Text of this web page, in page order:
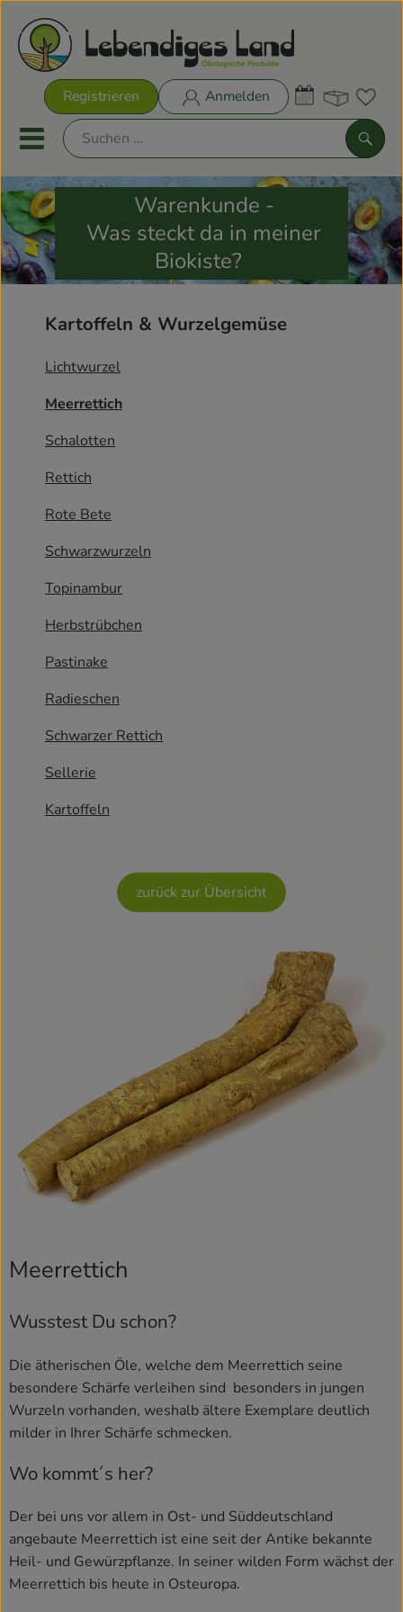
Registrieren Anmelden
Mobiles Menu öffnen oder
Biokisten
Rezeptkisten
Obst & Gemüse
Drogerie
Aktuelles
Blog
Warenkunde -
Was steckt da in meiner
Biokiste?
Kartoffeln & Wurzelgemüse
Lichtwurzel
Meerrettich
Schalotten
Rettich
Rote Bete
Schwarzwurzeln
Topinambur
Herbstrübchen
Pastinake
Radieschen
Schwarzer Rettich
Sellerie
Kartoffeln
zurück zur Übersicht
Meerrettich
Wusstest Du schon?
Die ätherischen Öle, welche dem Meerrettich seine
besondere Schärfe verleihen sind besonders in jungen
Wurzeln vorhanden, weshalb ältere Exemplare deutlich
milder in Ihrer Schärfe schmecken.
Wo kommt´s her?
Der bei uns vor allem in Ost- und Süddeutschland
angebaute Meerrettich ist eine seit der Antike bekannte
Heil- und Gewürzpflanze. In seiner wilden Form wächst der
Meerrettich bis heute in Osteuropa.